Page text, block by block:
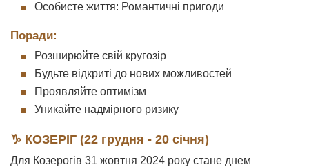
Особисте життя: Романтичні пригоди
Поради:
Розширюйте свій кругозір
Будьте відкриті до нових можливостей
Проявляйте оптимізм
Уникайте надмірного ризику
♑ КОЗЕРІГ (22 грудня - 20 січня)
Для Козерогів 31 жовтня 2024 року стане днем